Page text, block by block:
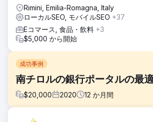
Rimini, Emilia-Romagna, Italy
ローカルSEO, モバイルSEO +37
Eコマース, 食品・飲料 +3
$5,000 から開始
成功事例
南チロルの銀行ポータルの最
$20,000 2020 12 か月間